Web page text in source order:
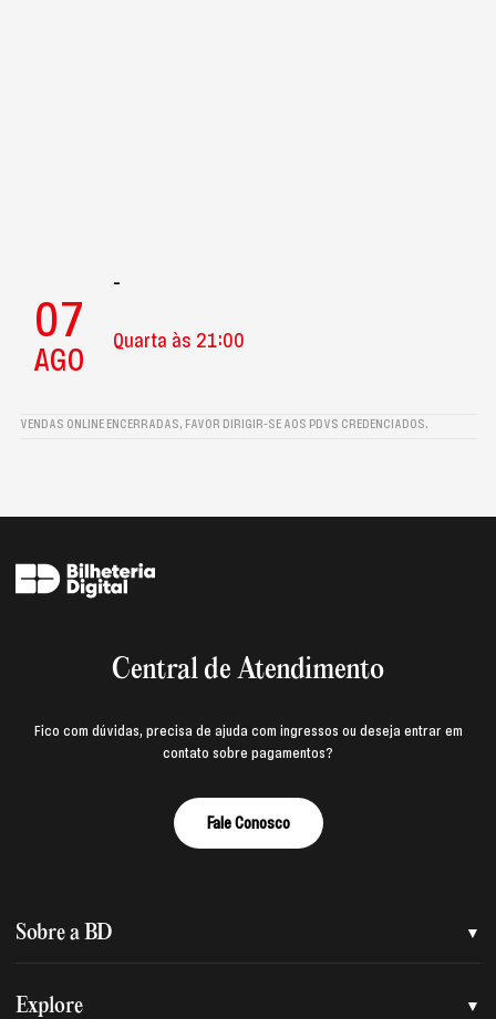
07
AGO
-
Quarta às 21:00
VENDAS ONLINE ENCERRADAS, FAVOR DIRIGIR-SE AOS PDVS CREDENCIADOS.
Central de Atendimento
Fico com dúvidas, precisa de ajuda com ingressos ou deseja entrar em
contato sobre pagamentos?
Fale Conosco
Sobre a BD
Quem somos
Explore